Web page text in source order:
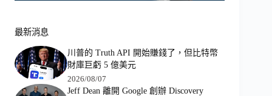
最新消息
川普的 Truth API 開始賺錢了，但比特幣
財庫巨虧 5 億美元
2026/08/07
Jeff Dean 離開 Google 創辦 Discovery